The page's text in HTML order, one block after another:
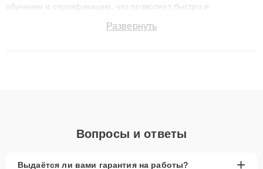
обучение и сертификацию, что позволяет быстро и
сохранением гарантии до 3 лет. Наши мастера решают
Развернуть
Вопросы и ответы
Выдаётся ли вами гарантия на работы? +